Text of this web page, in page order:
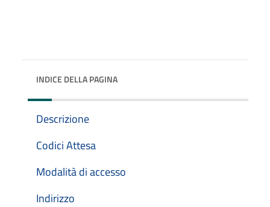
INDICE DELLA PAGINA
Descrizione
Codici Attesa
Modalità di accesso
Indirizzo